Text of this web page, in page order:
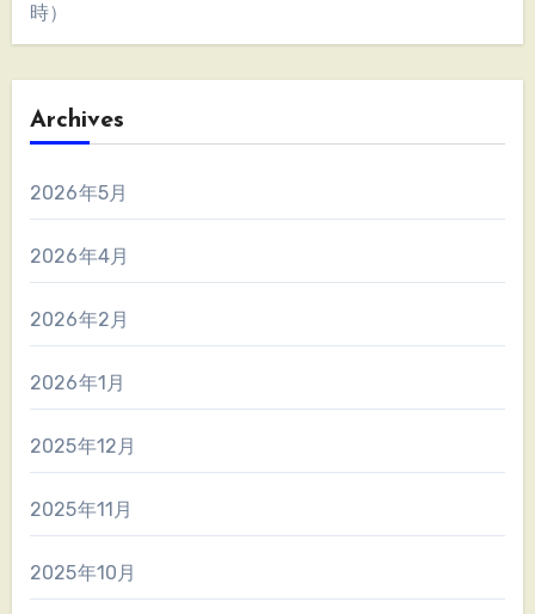
時）
Archives
2026年5月
2026年4月
2026年2月
2026年1月
2025年12月
2025年11月
2025年10月